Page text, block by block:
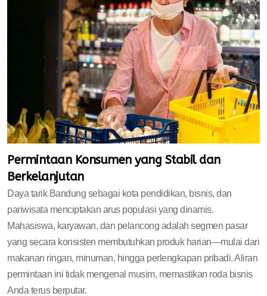
Permintaan Konsumen yang Stabil dan
Berkelanjutan
Daya tarik Bandung sebagai kota pendidikan, bisnis, dan
pariwisata menciptakan arus populasi yang dinamis.
Mahasiswa, karyawan, dan pelancong adalah segmen pasar
yang secara konsisten membutuhkan produk harian—mulai dari
makanan ringan, minuman, hingga perlengkapan pribadi. Aliran
permintaan ini tidak mengenal musim, memastikan roda bisnis
Anda terus berputar.